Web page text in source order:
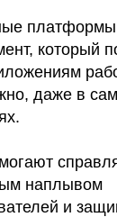
который
даже в
наплывом
и